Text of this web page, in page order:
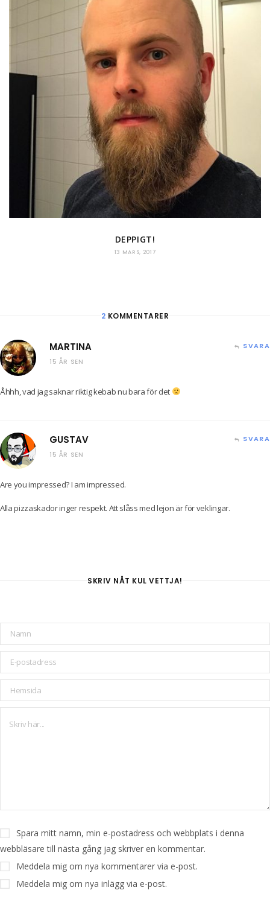
DEPPIGT!
13 MARS, 2017
2 KOMMENTARER
MARTINA
15 ÅR SEN
SVARA
Åhhh, vad jag saknar riktig kebab nu bara för det
GUSTAV
15 ÅR SEN
SVARA
Are you impressed? I am impressed.
Alla pizzaskador inger respekt. Att slåss med lejon är för veklingar.
SKRIV NÅT KUL VETTJA!
Spara mitt namn, min e-postadress och webbplats i denna
webbläsare till nästa gång jag skriver en kommentar.
Meddela mig om nya kommentarer via e-post.
Meddela mig om nya inlägg via e-post.